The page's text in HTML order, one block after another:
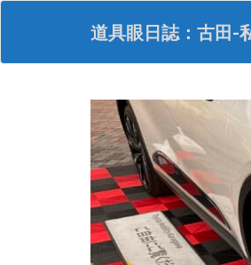
S
p
道具眼日誌：古田-